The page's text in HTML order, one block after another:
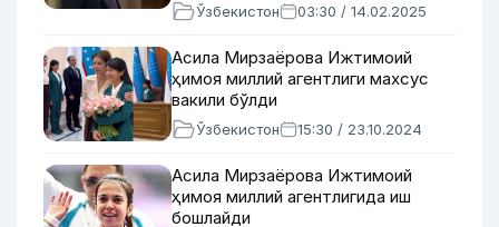
Ўзбекистон 03:30 / 14.02.2025
Асила Мирзаёрова Ижтимоий
ҳимоя миллий агентлиги махсус
вакили бўлди
Ўзбекистон 15:30 / 23.10.2024
Асила Мирзаёрова Ижтимоий
ҳимоя миллий агентлигида иш
бошлайди